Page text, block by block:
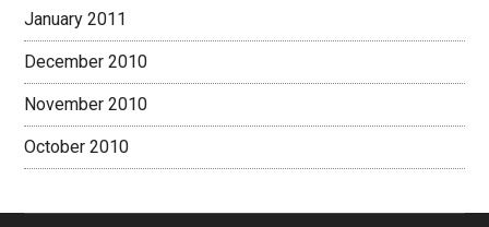
January 2011
December 2010
November 2010
October 2010